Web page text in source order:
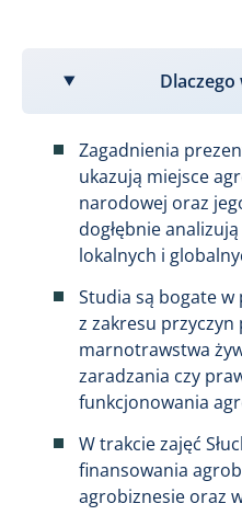
Zagadnienia
ukazują miejsce
narodowej oraz
dogłębnie
lokalnych i
Studia są bogate
z zakresu
marnotrawstwa
zaradzania czy
funkcjonowania
W trakcie zajęć
finansowania
agrobiznesie oraz